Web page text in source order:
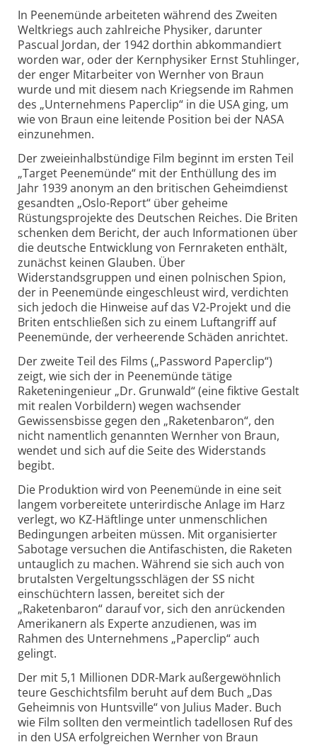
In Peenemünde arbeiteten während des Zweiten
Weltkriegs auch zahlreiche Physiker, darunter
Pascual Jordan, der 1942 dorthin abkommandiert
worden war, oder der Kernphysiker Ernst Stuhlinger,
der enger Mitarbeiter von Wernher von Braun
wurde und mit diesem nach Kriegsende im Rahmen
des „Unternehmens Paperclip“ in die USA ging, um
wie von Braun eine leitende Position bei der NASA
einzunehmen.
Der zweieinhalbstündige Film beginnt im ersten Teil
„Target Peenemünde“ mit der Enthüllung des im
Jahr 1939 anonym an den britischen Geheimdienst
gesandten „Oslo-Report“ über geheime
Rüstungsprojekte des Deutschen Reiches. Die Briten
schenken dem Bericht, der auch Informationen über
die deutsche Entwicklung von Fernraketen enthält,
zunächst keinen Glauben. Über
Widerstandsgruppen und einen polnischen Spion,
der in Peenemünde eingeschleust wird, verdichten
sich jedoch die Hinweise auf das V2-Projekt und die
Briten entschließen sich zu einem Luftangriff auf
Peenemünde, der verheerende Schäden anrichtet.
Der zweite Teil des Films („Password Paperclip“)
zeigt, wie sich der in Peenemünde tätige
Raketeningenieur „Dr. Grunwald“ (eine fiktive Gestalt
mit realen Vorbildern) wegen wachsender
Gewissensbisse gegen den „Raketenbaron“, den
nicht namentlich genannten Wernher von Braun,
wendet und sich auf die Seite des Widerstands
begibt.
Die Produktion wird von Peenemünde in eine seit
langem vorbereitete unterirdische Anlage im Harz
verlegt, wo KZ-Häftlinge unter unmenschlichen
Bedingungen arbeiten müssen. Mit organisierter
Sabotage versuchen die Antifaschisten, die Raketen
untauglich zu machen. Während sie sich auch von
brutalsten Vergeltungsschlägen der SS nicht
einschüchtern lassen, bereitet sich der
„Raketenbaron“ darauf vor, sich den anrückenden
Amerikanern als Experte anzudienen, was im
Rahmen des Unternehmens „Paperclip“ auch
gelingt.
Der mit 5,1 Millionen DDR-Mark außergewöhnlich
teure Geschichtsfilm beruht auf dem Buch „Das
Geheimnis von Huntsville“ von Julius Mader. Buch
wie Film sollten den vermeintlich tadellosen Ruf des
in den USA erfolgreichen Wernher von Braun